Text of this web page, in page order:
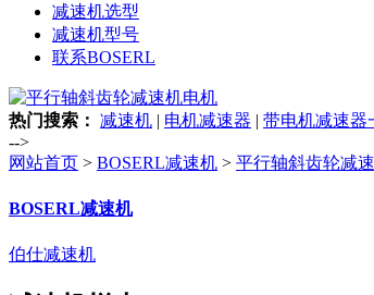
减速机选型
减速机型号
联系BOSERL
热门搜索： 减速机 | 电机减速器 | 带电机减速器
-->
网站首页 > BOSERL减速机 > 平行轴斜齿轮减
BOSERL减速机
伯仕减速机